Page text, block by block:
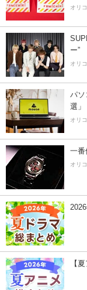
オリ
ー”
オリ
パソ
選」
オリ
一
オリ
【